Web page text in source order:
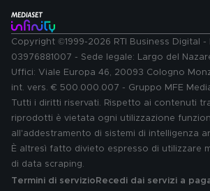
Copyright ©1999-2026 RTI Business Digital -
03976881007 - Sede legale: Largo del
Uffici: Viale Europa 46, 20093 Cologno
int. vers. € 500.000.007 - Gruppo MFE
Tutti i diritti riservati. Rispetto ai contenuti
riprodotti è vietata ogni utilizzazione
all'addestramento di sistemi di intelligenza
È altresì fatto divieto espresso di utilizzare
di data scraping.
Termini di servizio Recedi dai servizi a